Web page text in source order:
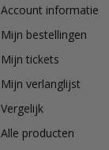
Account informatie
Mijn bestellingen
Mijn tickets
Mijn verlanglijst
Vergelijk
Alle producten